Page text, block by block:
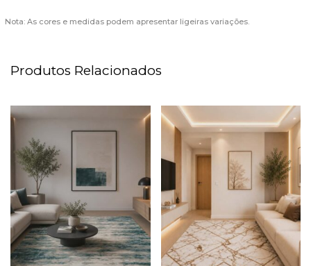
Nota: As cores e medidas podem apresentar ligeiras variações.
Produtos Relacionados